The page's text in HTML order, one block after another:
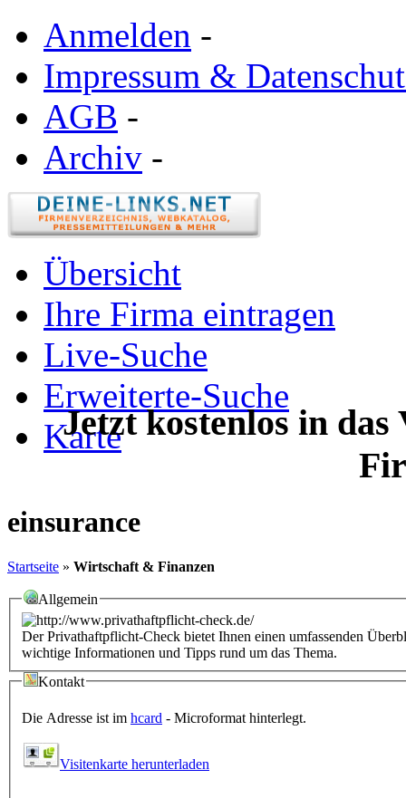
Anmelden -
Impressum &
AGB -
Archiv -
Übersicht
Ihre Firma eintragen
Live-Suche
Erweiterte-Suche
Karte
Jetzt kostenlos in
einsurance
Startseite » Wirtschaft & Finanzen
Allgemein
Der Privathaftpflicht-Check bietet Ihnen einen umfassenden
wichtige Informationen und Tipps rund um das Thema.
Kontakt
Die Adresse ist im hcard - Microformat hinterlegt.
Visitenkarte herunterladen